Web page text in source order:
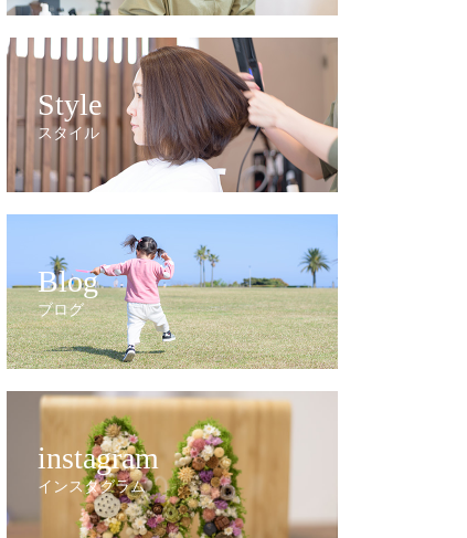
Style
スタイル
Blog
ブログ
instagram
インスタグラム